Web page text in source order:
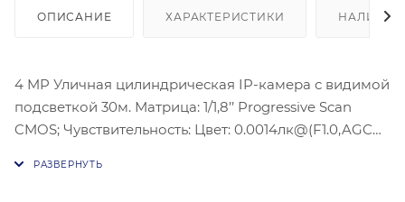
ОПИСАНИЕ ХАРАКТЕРИСТИКИ НАЛИЧИЕ
4 MP Уличная цилиндрическая IP-камера с видимой
подсветкой 30м. Матрица: 1/1,8’’ Progressive Scan
CMOS; Чувствительность: Цвет: 0.0014лк@(F1.0,AGC